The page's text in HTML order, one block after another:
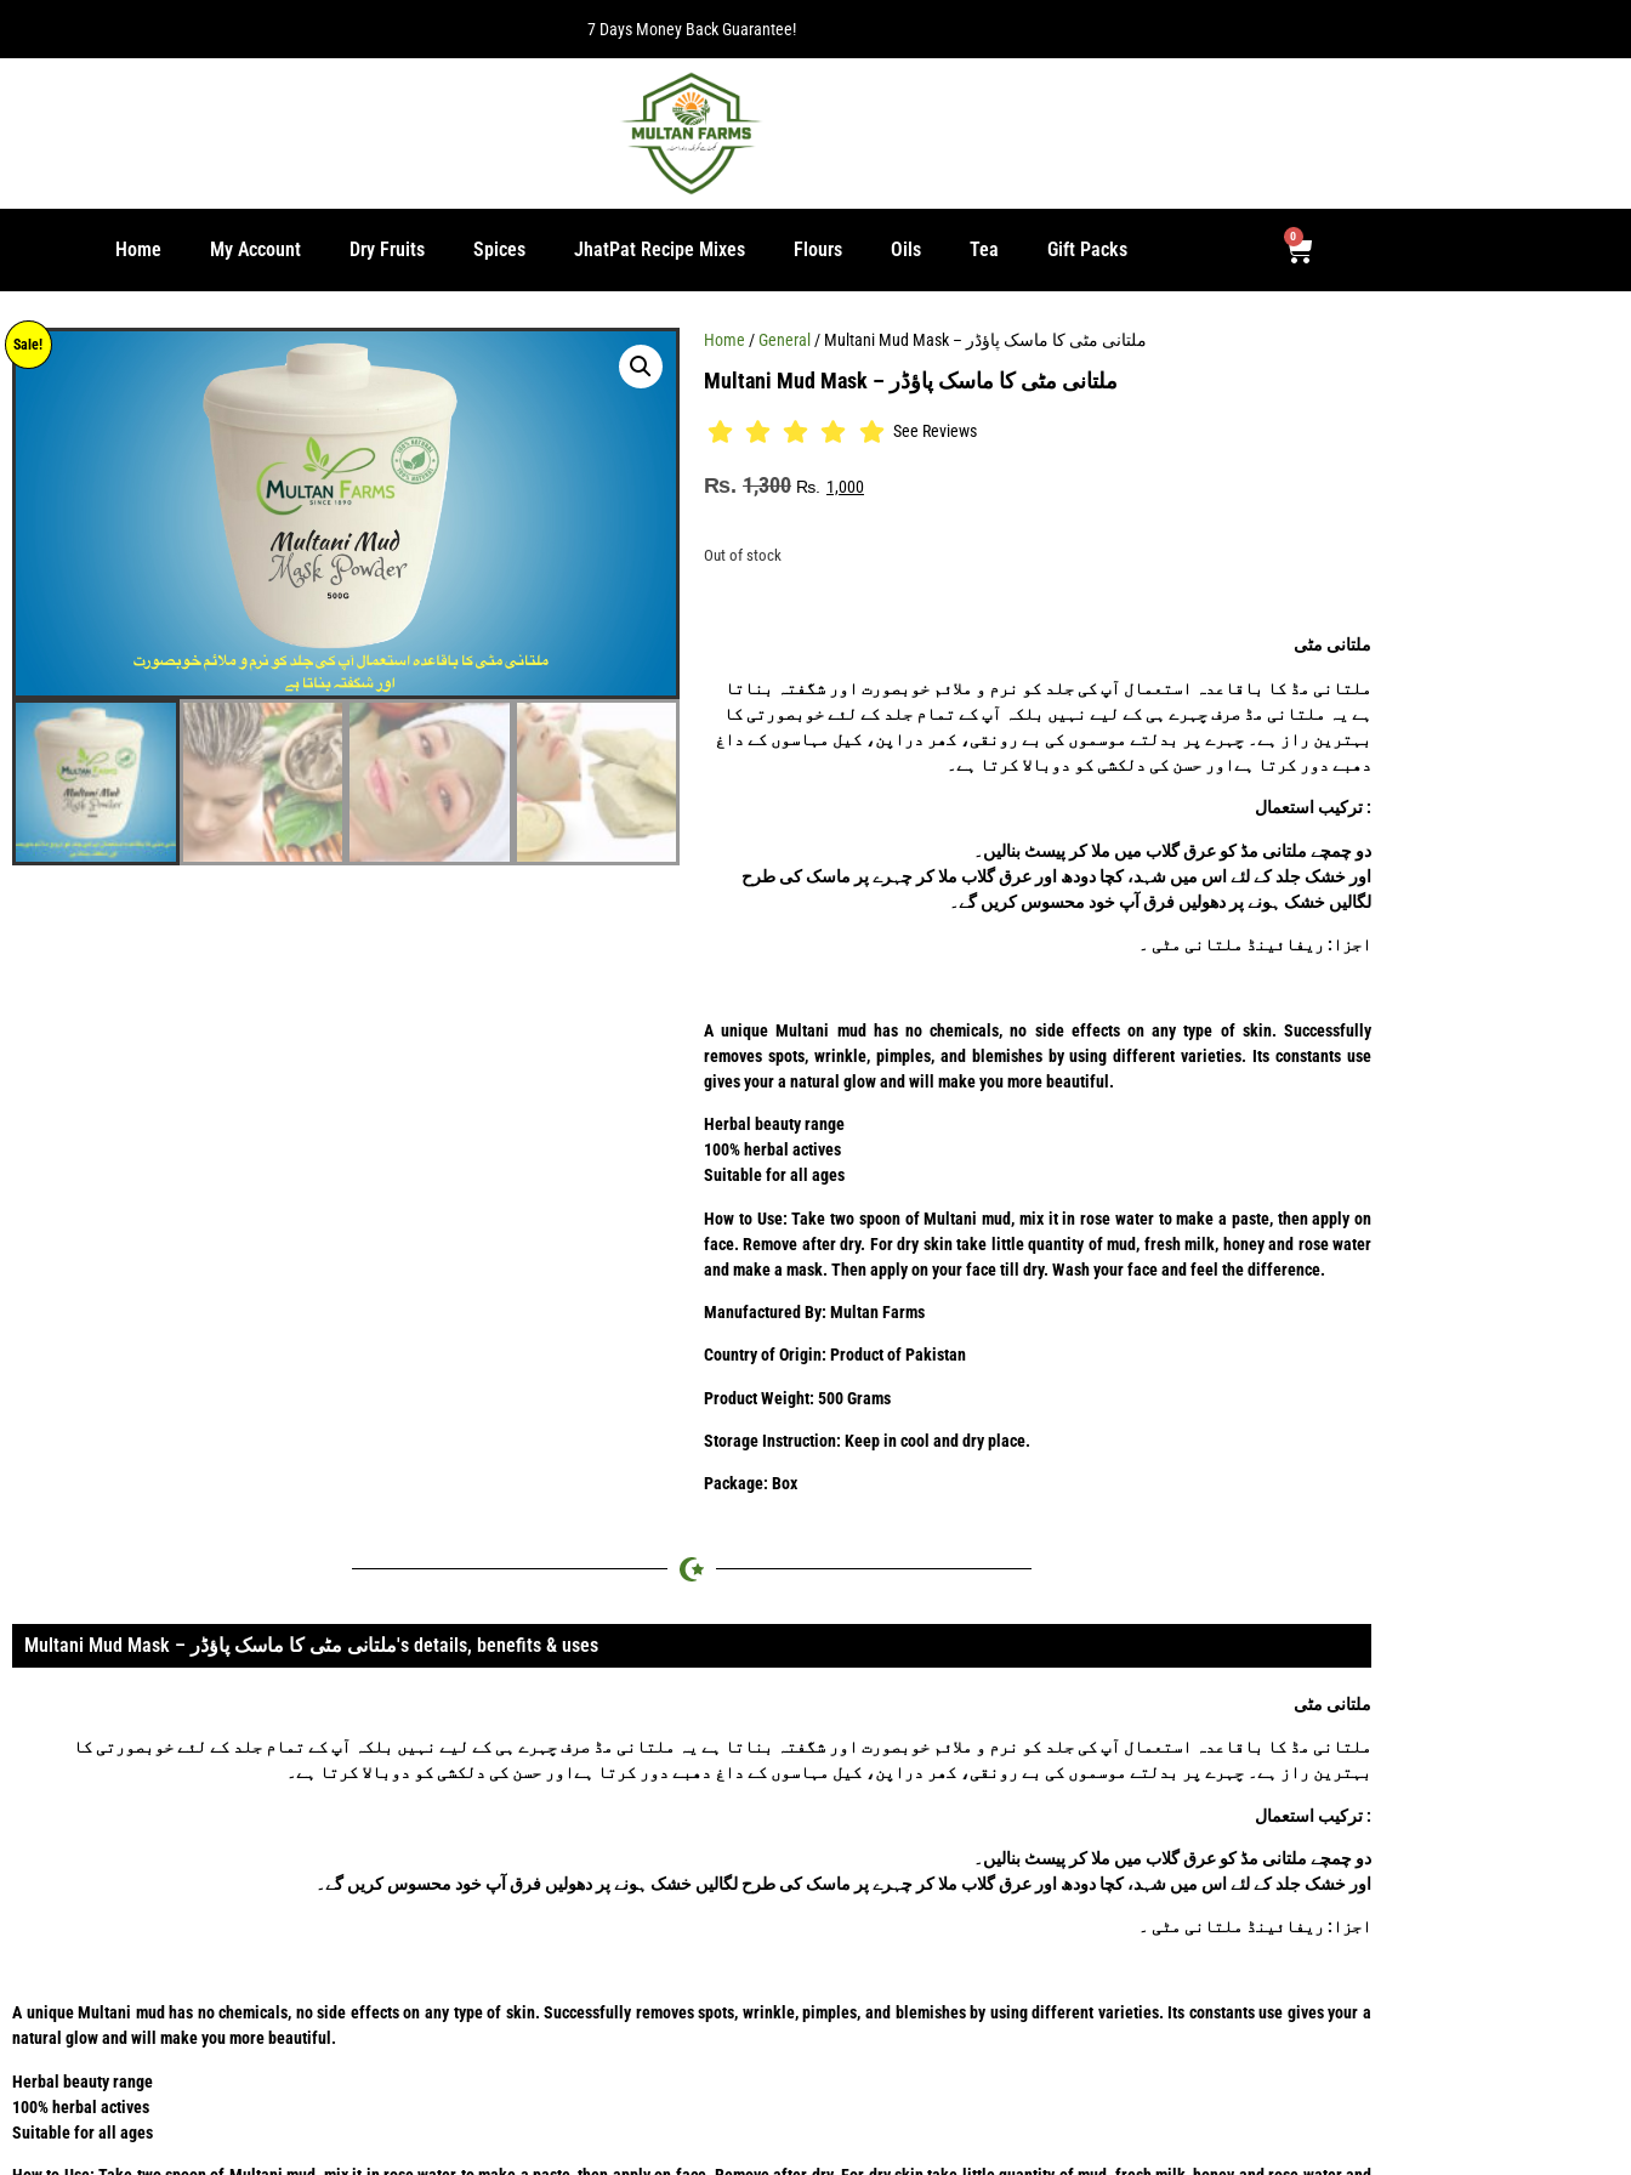
7 Days Money Back Guarantee!
Home My Account Dry Fruits Spices JhatPat Recipe Mixes Flours Oils Tea Gift Packs
0
Sale! Home /General / Multani Mud Mask – ملتانی مٹی کا ماسک پاؤڈر
Multani Mud Mask – ملتانی مٹی کا ماسک پاؤڈر
See Reviews
₨ 1,300 ₨ 1,000
Out of stock
ملتانی مٹی
ملتانی مڈ کا باقاعدہ استعمال آپ کی جلد کو نرم و ملائم خوبصورت اور شگفتہ بناتا
ہے یہ ملتانی مڈ صرف چہرے ہی کے لیے نہیں بلکہ آپ کے تمام جلد کے لئے خوبصورتی کا
بہترین راز ہے۔ چہرے پر بدلتے موسموں کی بے رونقی، کھر دراپن، کیل مہاسوں کے داغ
دھبے دور کرتا ہےاور حسن کی دلکشی کو دوبالا کرتا ہے۔
: ترکیب استعمال
دو چمچے ملتانی مڈ کو عرق گلاب میں ملا کر پیسٹ بنالیں۔
اور خشک جلد کے لئے اس میں شہد، کچا دودھ اور عرق گلاب ملا کر چہرے پر ماسک کی طرح
لگالیں خشک ہونے پر دھولیں فرق آپ خود محسوس کریں گے۔
اجزا: ریفائینڈ ملتانی مٹی ۔
A unique Multani mud has no chemicals, no side effects on any type of skin. Successfully
removes spots, wrinkle, pimples, and blemishes by using different varieties. Its constants use
gives your a natural glow and will make you more beautiful.
Herbal beauty range
100% herbal actives
Suitable for all ages
How to Use: Take two spoon of Multani mud, mix it in rose water to make a paste, then apply on
face. Remove after dry. For dry skin take little quantity of mud, fresh milk, honey and rose water
and make a mask. Then apply on your face till dry. Wash your face and feel the difference.
Manufactured By: Multan Farms
Country of Origin: Product of Pakistan
Product Weight: 500 Grams
Storage Instruction: Keep in cool and dry place.
Package: Box
Multani Mud Mask – ملتانی مٹی کا ماسک پاؤڈر's details, benefits & uses
ملتانی مٹی
ملتانی مڈ کا باقاعدہ استعمال آپ کی جلد کو نرم و ملائم خوبصورت اور شگفتہ بناتا ہے یہ ملتانی مڈ صرف چہرے ہی کے لیے نہیں بلکہ آپ کے تمام جلد کے لئے خوبصورتی کا
بہترین راز ہے۔ چہرے پر بدلتے موسموں کی بے رونقی، کھر دراپن، کیل مہاسوں کے داغ دھبے دور کرتا ہےاور حسن کی دلکشی کو دوبالا کرتا ہے۔
: ترکیب استعمال
دو چمچے ملتانی مڈ کو عرق گلاب میں ملا کر پیسٹ بنالیں۔
اور خشک جلد کے لئے اس میں شہد، کچا دودھ اور عرق گلاب ملا کر چہرے پر ماسک کی طرح لگالیں خشک ہونے پر دھولیں فرق آپ خود محسوس کریں گے۔
اجزا: ریفائینڈ ملتانی مٹی ۔
A unique Multani mud has no chemicals, no side effects on any type of skin. Successfully removes spots, wrinkle, pimples, and blemishes by using different varieties. Its constants use gives your a
natural glow and will make you more beautiful.
Herbal beauty range
100% herbal actives
Suitable for all ages